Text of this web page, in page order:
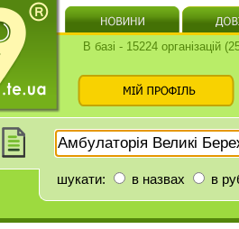
В базі - 15224 організацій
шукати: в назвах в